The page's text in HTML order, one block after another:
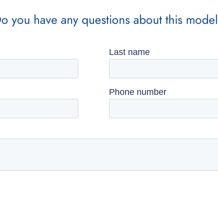
you have any questions about this